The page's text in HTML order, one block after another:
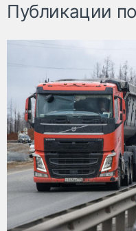
Публикации